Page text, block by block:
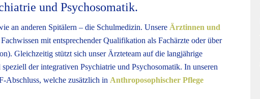
und Psychosomatik.
an anderen Spitälern – die Schulmedizin. Unsere Ärztinnen und
mit entsprechender Qualifikation als Fachärzte oder über
Gleichzeitig stützt sich unser Ärzteteam auf die langjährige
speziell der integrativen Psychiatrie und Psychosomatik. In unseren
Abschluss, welche zusätzlich in Anthroposophischer Pflege